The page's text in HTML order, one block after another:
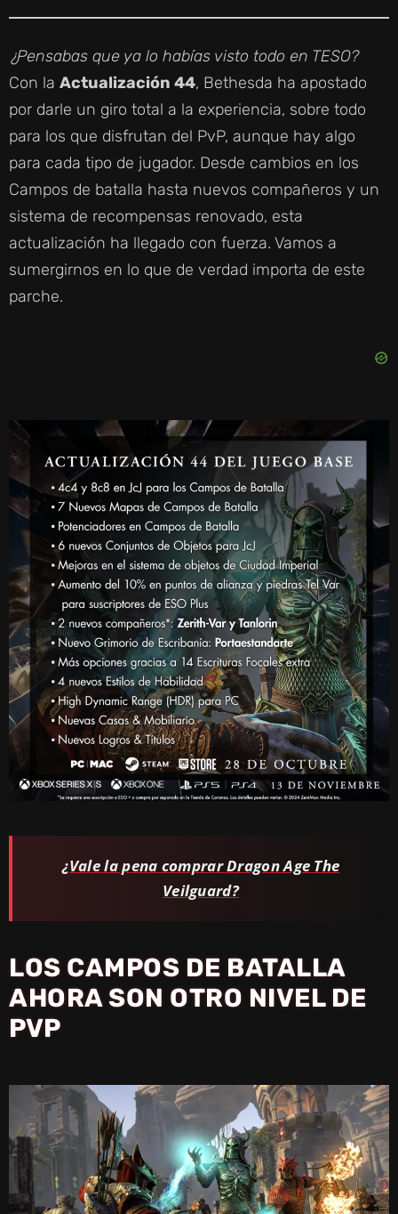
¿Pensabas que ya lo habías visto todo en TESO?
Con la Actualización 44, Bethesda ha apostado
por darle un giro total a la experiencia, sobre todo
para los que disfrutan del PvP, aunque hay algo
para cada tipo de jugador. Desde cambios en los
Campos de batalla hasta nuevos compañeros y un
sistema de recompensas renovado, esta
actualización ha llegado con fuerza. Vamos a
sumergirnos en lo que de verdad importa de este
parche.
¿Vale la pena comprar Dragon Age The
Veilguard?
LOS CAMPOS DE BATALLA
AHORA SON OTRO NIVEL DE
PVP